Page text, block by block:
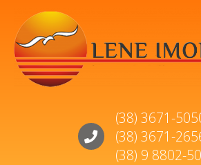
(38) 3671-
(38) 3671-
(38) 9 8802-